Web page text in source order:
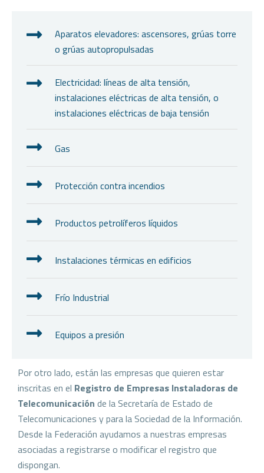
Aparatos elevadores: ascensores, grúas torre
o grúas autopropulsadas
Electricidad: líneas de alta tensión,
instalaciones eléctricas de alta tensión, o
instalaciones eléctricas de baja tensión
Gas
Protección contra incendios
Productos petrolíferos líquidos
Instalaciones térmicas en edificios
Frío Industrial
Equipos a presión
Por otro lado, están las empresas que quieren estar
inscritas en el Registro de Empresas Instaladoras de
Telecomunicación de la Secretaría de Estado de
Telecomunicaciones y para la Sociedad de la Información.
Desde la Federación ayudamos a nuestras empresas
asociadas a registrarse o modificar el registro que
dispongan.